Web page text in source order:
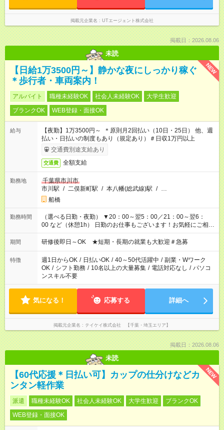
掲載元企業名 UTエージェント株式会社
掲載日：2026.08.06
未読
NEW
【日給1万3500円～】静かな夜にしっかり稼ぐ
＊歩行者・車両案内！
アルバイト 職種未経験OK 社会人未経験OK
大学生歓迎
ブランクOK
WEB登録・面接OK
給与
【夜勤】1万3500円～ ＊原則月2回払い（10日・25日） 他、週
払い・日払いの制度もあり（規定あり）＃日収1万円以上
交通費別途支給あり
交通費 全額支給
勤務地
千葉県市川市
市川駅 / 二俣新町駅 / 本八幡(総武線)駅 / …
船橋
勤務時間
（選べる日勤・夜勤） ▼20：00～翌5：00／21：00～翌6：
00 など（休憩1h） 日勤のお仕事もございます！お気軽にご相談
ください！
期間 研修後即日～OK ★短期・長期の就業も大歓迎＃急募
特徴 週1日からOK / 日払いOK / 40～50代活躍中 / 副業・Wワーク
OK / シフト勤務 / 10名以上の大量募集 / 電話対応なし / パソコ
ンスキル不要
気になる！ 応募する 詳細へ
掲載元企業名 テイケイ株式会社 【千葉・埼玉エリア】
掲載日：2026.08.06
未読
NEW
【60代応援＊日払い可】カップの仕分けなどカ
ンタン軽作業
派遣 職種未経験OK 社会人未経験OK 大学生歓迎
ブランクOK
WEB登録・面接OK